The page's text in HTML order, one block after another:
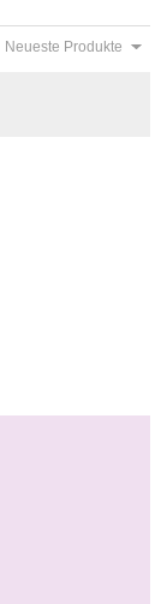
Neueste Produkte